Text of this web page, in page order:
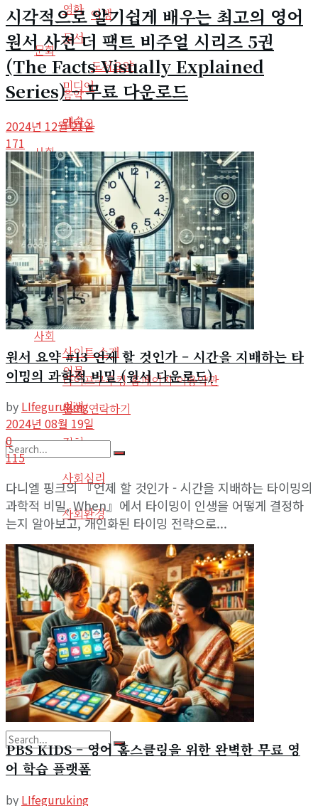
여행
문화
미디어
예술
영화
도서
도서요약
음악
라디오
사회
인물
인생
정치
사회심리
사회환경
기타
사이트 소개
라이프구루킹 홈페이지 이용약관
문의/연락하기
No Result
영화
도서
도서요약
음악
라디오
사회
인물
인생
정치
사회심리
사회환경
기타
사이트 소개
라이프구루킹 홈페이지 이용약관
문의/연락하기
View All Result
시각적으로 알기쉽게 배우는 최고의 영어
원서 사전 더 팩트 비주얼 시리즈 5권
(The Facts Visually Explained
Series) – 무료 다운로드
2024년 12월 21일
171
원서 요약 #13 언제 할 것인가 – 시간을 지배하는 타
이밍의 과학적 비밀 (원서 다운로드)
by LIfeguruking
2024년 08월 19일
0
115
다니엘 핑크의 『언제 할 것인가 - 시간을 지배하는 타이밍의
과학적 비밀, When』에서 타이밍이 인생을 어떻게 결정하
는지 알아보고, 개인화된 타이밍 전략으로...
PBS KIDS – 영어 홈스클링을 위한 완벽한 무료 영
어 학습 플랫폼
by LIfeguruking